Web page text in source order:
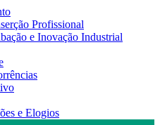
Profissional
e Inovação Industrial
e Elogios